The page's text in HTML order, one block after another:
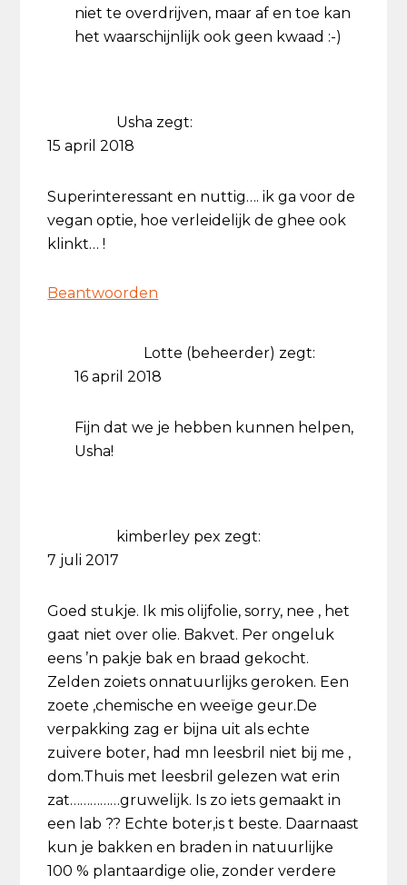
niet te overdrijven, maar af en toe kan
het waarschijnlijk ook geen kwaad :-)
Usha zegt:
15 april 2018
Superinteressant en nuttig…. ik ga voor de
vegan optie, hoe verleidelijk de ghee ook
klinkt… !
Beantwoorden
Lotte (beheerder) zegt:
16 april 2018
Fijn dat we je hebben kunnen helpen,
Usha!
kimberley pex zegt:
7 juli 2017
Goed stukje. Ik mis olijfolie, sorry, nee , het
gaat niet over olie. Bakvet. Per ongeluk
eens ’n pakje bak en braad gekocht.
Zelden zoiets onnatuurlijks geroken. Een
zoete ,chemische en weeïge geur.De
verpakking zag er bijna uit als echte
zuivere boter, had mn leesbril niet bij me ,
dom.Thuis met leesbril gelezen wat erin
zat……………gruwelijk. Is zo iets gemaakt in
een lab ?? Echte boter,is t beste. Daarnaast
kun je bakken en braden in natuurlijke
100 % plantaardige olie, zonder verdere